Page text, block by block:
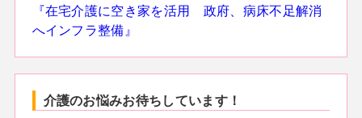
『在宅介護に空き家を活用 政府、病床不足解消
へインフラ整備』
介護のお悩みお待ちしています！